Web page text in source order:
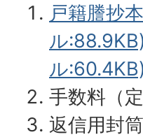
戸籍謄抄
ル:88.9KB)
ル:60.4KB)
手数料（
返信用封筒